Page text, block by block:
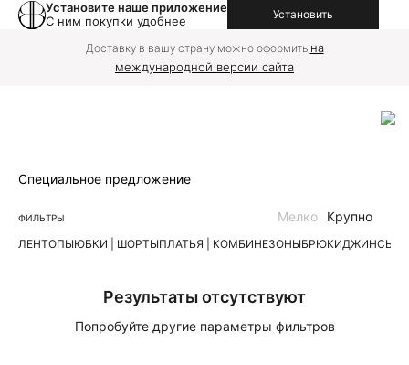
Установите наше приложение
С ним покупки удобнее
Установить
Доставку в вашу страну можно оформить на
международной версии сайта
Специальное предложение
ФИЛЬТРЫ
ЛЕНТОПЫЮБКИ | ШОРТЫПЛАТЬЯ | КОМБИНЕЗОНЫБРЮКИДЖИНСЫ
Мелко Крупно
Результаты отсутствуют
Попробуйте другие параметры фильтров